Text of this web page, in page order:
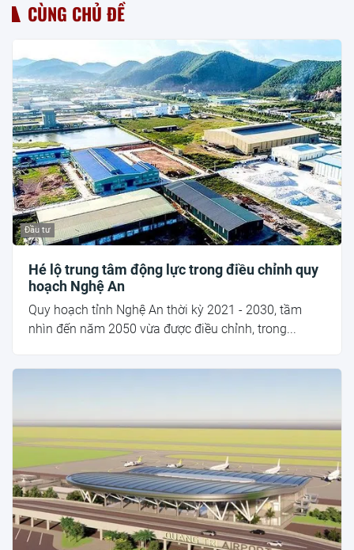
CÙNG CHỦ ĐỀ
Đầu tư
Hé lộ trung tâm động lực trong điều chỉnh quy
hoạch Nghệ An
Quy hoạch tỉnh Nghệ An thời kỳ 2021 - 2030, tầm
nhìn đến năm 2050 vừa được điều chỉnh, trong...